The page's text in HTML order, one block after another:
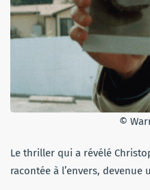
©
Le thriller qui a révélé
racontée à l’envers, devenue